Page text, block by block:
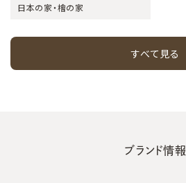
日本の家・檜の家
すべて見る
ブランド情報